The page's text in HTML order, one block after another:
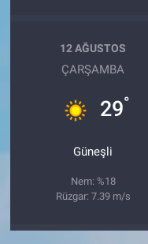
12 AĞUSTOS
ÇARŞAMBA
29°
Güneşli
Nem: %18
Rüzgar: 7.39 m/s